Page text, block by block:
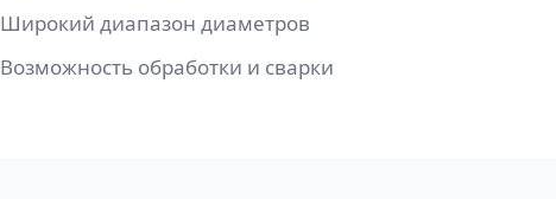
Широкий диапазон диаметров
Возможность обработки и сварки